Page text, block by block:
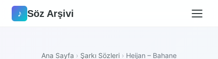
♪ Söz Arşivi
Ana Sayfa › Şarkı Sözleri › Heijan – Bahane